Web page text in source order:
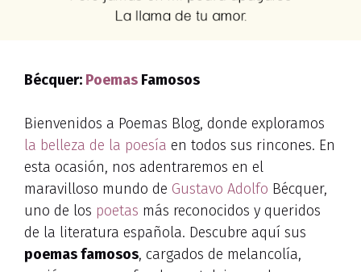
Bécquer: Poemas Famosos
Bienvenidos a Poemas Blog, donde exploramos
la belleza de la poesía en todos sus rincones. En
esta ocasión, nos adentraremos en el
maravilloso mundo de Gustavo Adolfo Bécquer,
uno de los poetas más reconocidos y queridos
de la literatura española. Descubre aquí sus
poemas famosos, cargados de melancolía,